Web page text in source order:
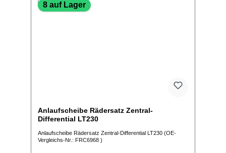
8 auf Lager
Anlaufscheibe Rädersatz Zentral-
Differential LT230
Anlaufscheibe Rädersatz Zentral-Differential LT230 (OE-
Vergleichs-Nr.: FRC6968 )